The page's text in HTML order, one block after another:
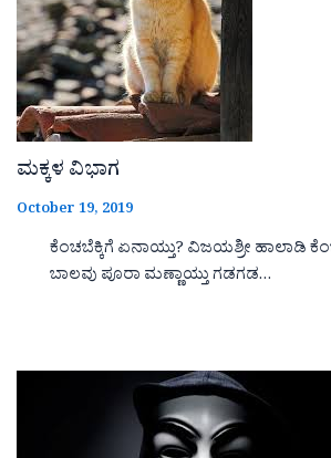
ಮಕ್ಕಳ ವಿಭಾಗ
October 19, 2019
ಕೆಂಚಬೆಕ್ಕಿಗೆ ಏನಾಯ್ತು? ವಿಜಯಶ್ರೀ ಹಾಲಾಡಿ
ಬಾಲವು ಪೂರಾ ಮಣ್ಣಾಯ್ತು ಗಡಗಡ…